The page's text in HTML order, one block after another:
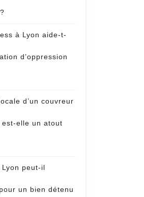
à Lyon aide-t-
d’oppression
d’un couvreur
elle un atout
peut-il
un bien détenu